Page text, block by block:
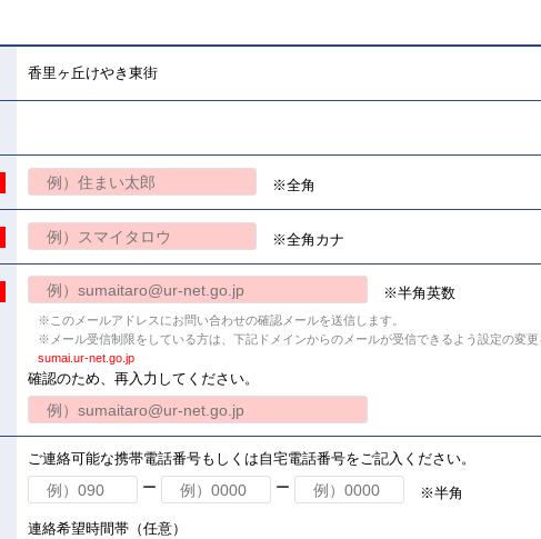
香里ヶ丘けやき東街
※全角
※全角カナ
※半角英数
※このメールアドレスにお問い合わせの確認メールを送信します。
※メール受信制限をしている方は、下記ドメインからのメールが受信できるよう設定の変更
sumai.ur-net.go.jp
確認のため、再入力してください。
ご連絡可能な携帯電話番号もしくは自宅電話番号をご記入ください。
ー
ー ※半角
連絡希望時間帯（任意）